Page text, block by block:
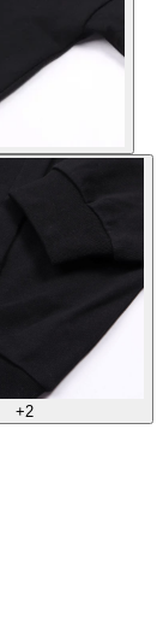
+2